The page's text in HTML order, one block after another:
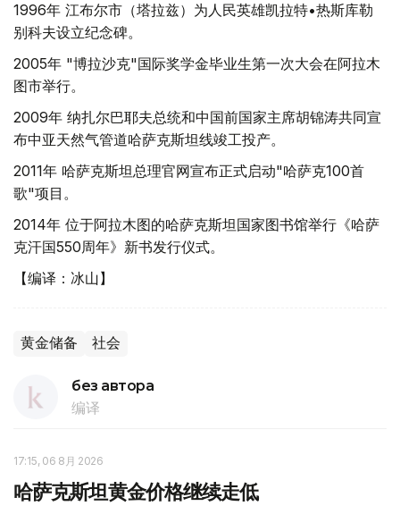
1996年 江布尔市（塔拉兹）为人民英雄凯拉特•热斯库勒
别科夫设立纪念碑。
2005年 "博拉沙克"国际奖学金毕业生第一次大会在阿拉木
图市举行。
2009年 纳扎尔巴耶夫总统和中国前国家主席胡锦涛共同宣
布中亚天然气管道哈萨克斯坦线竣工投产。
2011年 哈萨克斯坦总理官网宣布正式启动"哈萨克100首
歌"项目。
2014年 位于阿拉木图的哈萨克斯坦国家图书馆举行《哈萨
克汗国550周年》新书发行仪式。
【编译：冰山】
黄金储备 社会
без автора
编译
17:15, 06 8月 2026
哈萨克斯坦黄金价格继续走低